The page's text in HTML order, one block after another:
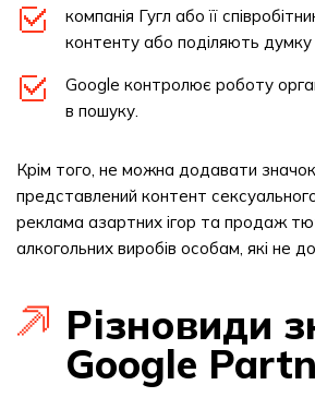
компанія Гугл або її
контенту або поділяють
Google контролює роботу
в пошуку.
Крім того, не можна додавати
представлений контент
реклама азартних ігор та продаж
алкогольних виробів особам, які не
Різновиди
Google